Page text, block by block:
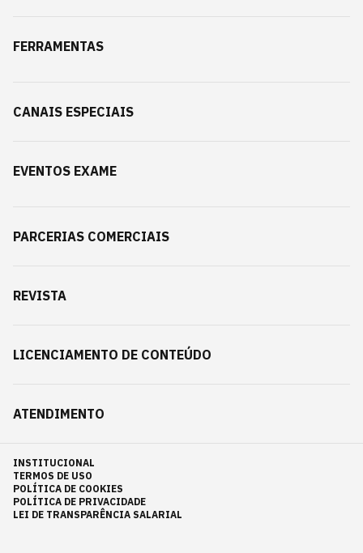
FERRAMENTAS
CANAIS ESPECIAIS
EVENTOS EXAME
PARCERIAS COMERCIAIS
REVISTA
LICENCIAMENTO DE CONTEÚDO
ATENDIMENTO
INSTITUCIONAL
TERMOS DE USO
POLÍTICA DE COOKIES
POLÍTICA DE PRIVACIDADE
LEI DE TRANSPARÊNCIA SALARIAL